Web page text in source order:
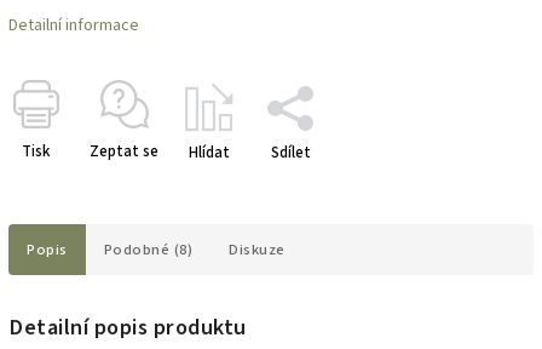
Detailní informace
Tisk Zeptat se Hlídat Sdílet
Popis Podobné (8) Diskuze
Detailní popis produktu